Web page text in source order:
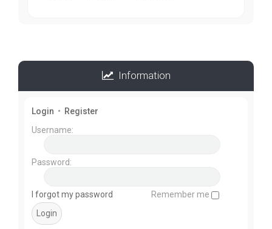
Information
Login • Register
Username:
Password:
I forgot my password Remember me